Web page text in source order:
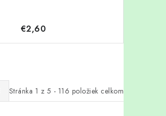
€2,60
Stránka 1 z 5 - 116 položiek celkom